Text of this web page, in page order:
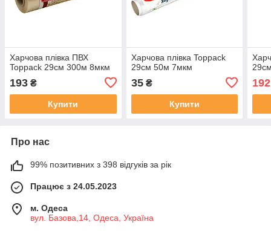
Харчова плівка ПВХ
Toppack 29см 300м 8мкм
193 ₴
Купити
Харчова плівка Toppack
29см 50м 7мкм
35₴
Купити
192
Про нас
99% позитивних з 398 відгуків за рік
Працює з 24.05.2023
м. Одеса
вул. Базова,14, Одеса, Україна